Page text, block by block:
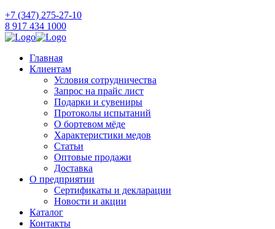
+7 (347) 275-27-10
8 917 434 1000
Главная
Клиентам
Условия сотрудничества
Запрос на прайс лист
Подарки и сувениры
Протоколы испытаний
О бортевом мёде
Характеристики медов
Статьи
Оптовые продажи
Доставка
О предприятии
Сертификаты и декларации
Новости и акции
Каталог
Контакты